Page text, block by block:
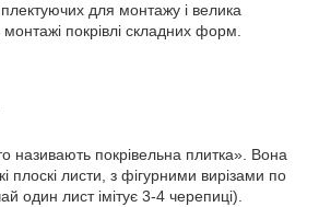
для монтажу і велика
монтажі покрівлі складних форм.
називають покрівельна плитка». Вона
плоскі листи, з фігурними вирізами по
один лист імітує 3-4 черепиці).